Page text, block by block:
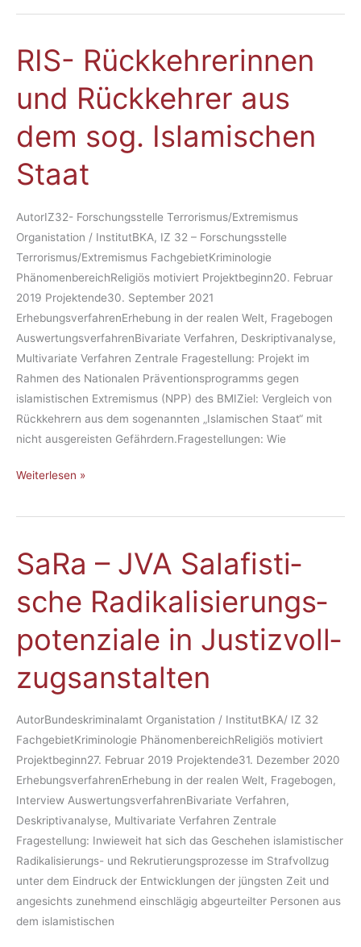
RIS- Rück­keh­re­rin­nen
und Rück­keh­rer aus
dem sog. Is­la­mi­schen
Staat
AutorIZ32- Forschungsstelle Terrorismus/Extremismus
Organistation / InstitutBKA, IZ 32 – Forschungsstelle
Terrorismus/Extremismus FachgebietKriminologie
PhänomenbereichReligiös motiviert Projektbeginn20. Februar
2019 Projektende30. September 2021
ErhebungsverfahrenErhebung in der realen Welt, Fragebogen
AuswertungsverfahrenBivariate Verfahren, Deskriptivanalyse,
Multivariate Verfahren Zentrale Fragestellung: Projekt im
Rahmen des Nationalen Präventionsprogramms gegen
islamistischen Extremismus (NPP) des BMIZiel: Vergleich von
Rückkehrern aus dem sogenannten „Islamischen Staat“ mit
nicht ausgereisten Gefährdern.Fragestellungen: Wie
RIS-
Rück­
keh­
re­
rin­
nen
und
keh­
rer
aus
dem
sog.
Is­
la­
mi­
schen
Staat
Weiterlesen »
Sa­Ra – JVA Sa­la­fis­ti­
sche Ra­di­ka­li­sie­rungs­
po­ten­zia­le in Jus­tiz­voll­
zugs­an­stal­ten
AutorBundeskriminalamt Organistation / InstitutBKA/ IZ 32
FachgebietKriminologie PhänomenbereichReligiös motiviert
Projektbeginn27. Februar 2019 Projektende31. Dezember 2020
ErhebungsverfahrenErhebung in der realen Welt, Fragebogen,
Interview AuswertungsverfahrenBivariate Verfahren,
Deskriptivanalyse, Multivariate Verfahren Zentrale
Fragestellung: Inwieweit hat sich das Geschehen islamistischer
Radikalisierungs- und Rekrutierungsprozesse im Strafvollzug
unter dem Eindruck der Entwicklungen der jüngsten Zeit und
angesichts zunehmend einschlägig abgeurteilter Personen aus
dem islamistischen
Sa­
Ra
–
JVA
Sa­
la­
fis­
sche
Ra­
di­
ka­
li­
sie­
rungs­
po­
ten­
zia­
le